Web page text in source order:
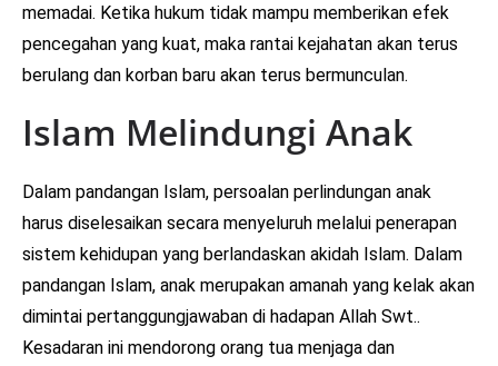
memadai. Ketika hukum tidak mampu memberikan efek
pencegahan yang kuat, maka rantai kejahatan akan terus
berulang dan korban baru akan terus bermunculan.
Islam Melindungi Anak
Dalam pandangan Islam, persoalan perlindungan anak
harus diselesaikan secara menyeluruh melalui penerapan
sistem kehidupan yang berlandaskan akidah Islam. Dalam
pandangan Islam, anak merupakan amanah yang kelak akan
dimintai pertanggungjawaban di hadapan Allah Swt..
Kesadaran ini mendorong orang tua menjaga dan